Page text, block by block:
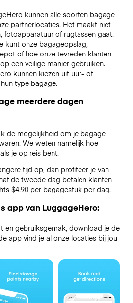
kunnen alle soorten bagage
partnerlocaties. Het maakt niet
fotoapparatuur of rugtassen gaat.
kunt onze bagageopslag,
of hoe onze tevreden klanten
een veilige manier gebruiken.
kunnen kiezen uit uur- of
type bagage.
meerdere dagen
de mogelijkheid om je bagage
We weten namelijk hoe
je op reis bent.
tijd op, dan profiteer je van
de tweede dag betalen klanten
$4.90 per bagagestuk per dag.
app van LuggageHero:
en gebruiksgemak, download je de
app vind je al onze locaties bij jou